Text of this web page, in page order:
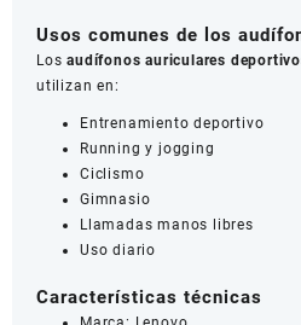
Usos comunes de los
Losaudífonos auriculares
utilizan en:
Entrenamiento deportivo
Running y jogging
Ciclismo
Gimnasio
Llamadas manos libres
Uso diario
Características técnicas